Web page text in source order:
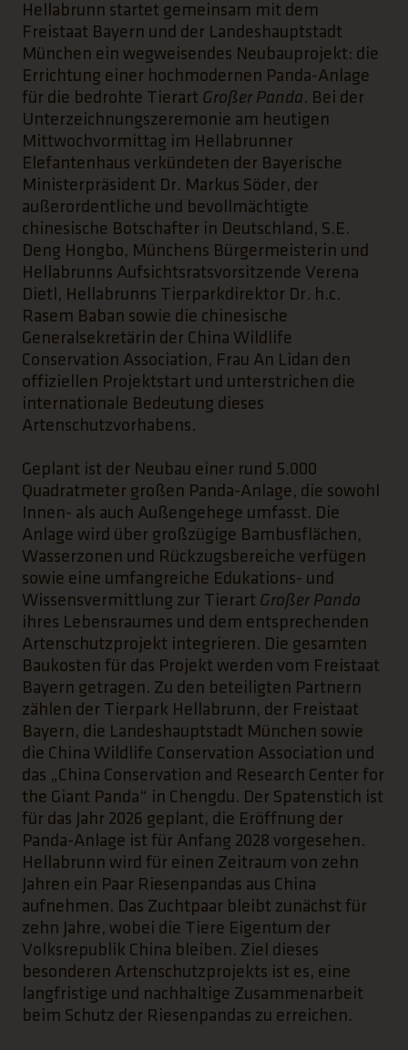
Hellabrunn startet gemeinsam mit dem
Freistaat Bayern und der Landeshauptstadt
München ein wegweisendes Neubauprojekt: die
Errichtung einer hochmodernen Panda-Anlage
für die bedrohte Tierart Großer Panda. Bei der
Unterzeichnungszeremonie am heutigen
Mittwochvormittag im Hellabrunner
Elefantenhaus verkündeten der Bayerische
Ministerpräsident Dr. Markus Söder, der
außerordentliche und bevollmächtigte
chinesische Botschafter in Deutschland, S.E.
Deng Hongbo, Münchens Bürgermeisterin und
Hellabrunns Aufsichtsratsvorsitzende Verena
Dietl, Hellabrunns Tierparkdirektor Dr. h.c.
Rasem Baban sowie die chinesische
Generalsekretärin der China Wildlife
Conservation Association, Frau An Lidan den
offiziellen Projektstart und unterstrichen die
internationale Bedeutung dieses
Artenschutzvorhabens.
Geplant ist der Neubau einer rund 5.000
Quadratmeter großen Panda-Anlage, die sowohl
Innen- als auch Außengehege umfasst. Die
Anlage wird über großzügige Bambusflächen,
Wasserzonen und Rückzugsbereiche verfügen
sowie eine umfangreiche Edukations- und
Wissensvermittlung zur Tierart Großer Panda
ihres Lebensraumes und dem entsprechenden
Artenschutzprojekt integrieren. Die gesamten
Baukosten für das Projekt werden vom Freistaat
Bayern getragen. Zu den beteiligten Partnern
zählen der Tierpark Hellabrunn, der Freistaat
Bayern, die Landeshauptstadt München sowie
die China Wildlife Conservation Association und
das „China Conservation and Research Center for
the Giant Panda“ in Chengdu. Der Spatenstich ist
für das Jahr 2026 geplant, die Eröffnung der
Panda-Anlage ist für Anfang 2028 vorgesehen.
Hellabrunn wird für einen Zeitraum von zehn
Jahren ein Paar Riesenpandas aus China
aufnehmen. Das Zuchtpaar bleibt zunächst für
zehn Jahre, wobei die Tiere Eigentum der
Volksrepublik China bleiben. Ziel dieses
besonderen Artenschutzprojekts ist es, eine
langfristige und nachhaltige Zusammenarbeit
beim Schutz der Riesenpandas zu erreichen.